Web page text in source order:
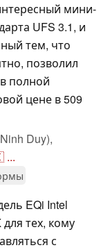
мини-
UFS 3.1, и
тем, что
позволил
полной
цене в 509
Duy),
...
EQi Intel
тех, кому
с